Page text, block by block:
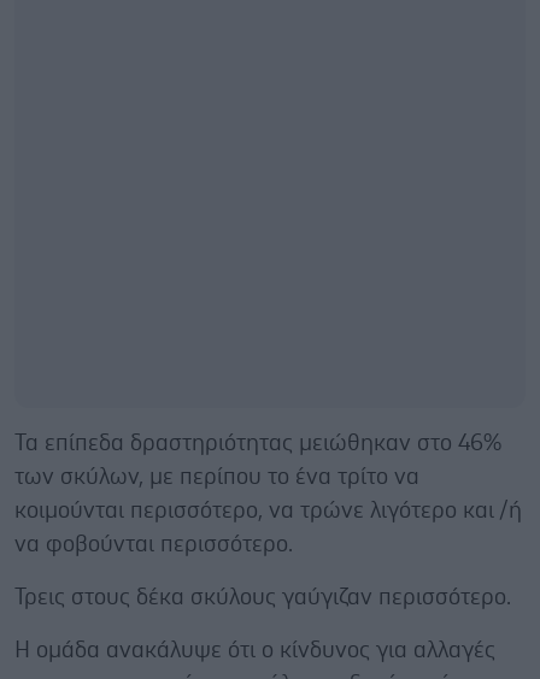
Τα επίπεδα δραστηριότητας μειώθηκαν στο 46%
των σκύλων, με περίπου το ένα τρίτο να
κοιμούνται περισσότερο, να τρώνε λιγότερο και /ή
να φοβούνται περισσότερο.
Τρεις στους δέκα σκύλους γαύγιζαν περισσότερο.
Η ομάδα ανακάλυψε ότι ο κίνδυνος για αλλαγές